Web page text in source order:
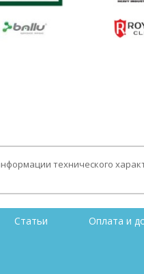
технического
Статьи Оплата и